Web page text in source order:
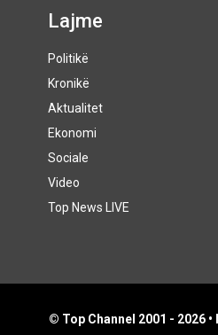
Lajme
Politikë
Kronikë
Aktualitet
Ekonomi
Sociale
Video
Top News LIVE
© Top Channel 2001 - 2026